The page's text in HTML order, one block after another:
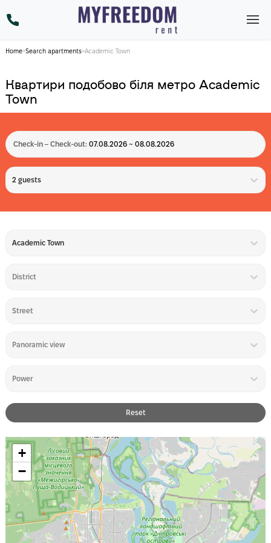
Home>Search apartments>Academic Town
Квартири подобово біля метро Academic
Town
Check-in – Check-out: 07.08.2026 ~ 08.08.2026
2 guests
Academic Town
District
Street
Panoramic view
Power
Reset
+
−